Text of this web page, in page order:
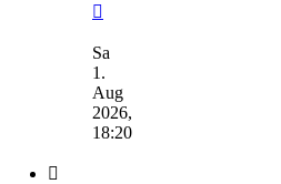
Beitrag
Sa
1.
Aug
2026,
18:20